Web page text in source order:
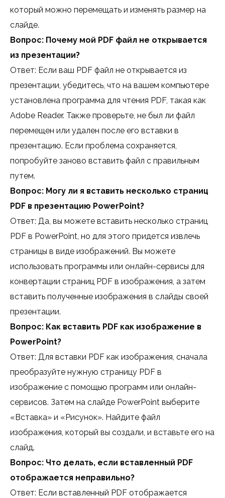
который можно перемещать и изменять размер на
слайде.
Вопрос: Почему мой PDF файл не открывается
из презентации?
Ответ: Если ваш PDF файл не открывается из
презентации, убедитесь, что на вашем компьютере
установлена программа для чтения PDF, такая как
Adobe Reader. Также проверьте, не был ли файл
перемещен или удален после его вставки в
презентацию. Если проблема сохраняется,
попробуйте заново вставить файл с правильным
путем.
Вопрос: Могу ли я вставить несколько страниц
PDF в презентацию PowerPoint?
Ответ: Да, вы можете вставить несколько страниц
PDF в PowerPoint, но для этого придется извлечь
страницы в виде изображений. Вы можете
использовать программы или онлайн-сервисы для
конвертации страниц PDF в изображения, а затем
вставить полученные изображения в слайды своей
презентации.
Вопрос: Как вставить PDF как изображение в
PowerPoint?
Ответ: Для вставки PDF как изображения, сначала
преобразуйте нужную страницу PDF в
изображение с помощью программ или онлайн-
сервисов. Затем на слайде PowerPoint выберите
«Вставка» и «Рисунок». Найдите файл
изображения, который вы создали, и вставьте его на
слайд.
Вопрос: Что делать, если вставленный PDF
отображается неправильно?
Ответ: Если вставленный PDF отображается